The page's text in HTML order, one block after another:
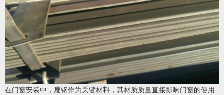
在门窗安装中，扁钢作为关键材料，其材质质量直接影响门窗的使用